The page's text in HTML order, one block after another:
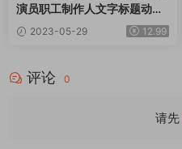
演员职工制作人文字标题动画
Film Credits
2023-05-29 12.99
评论 0
请先